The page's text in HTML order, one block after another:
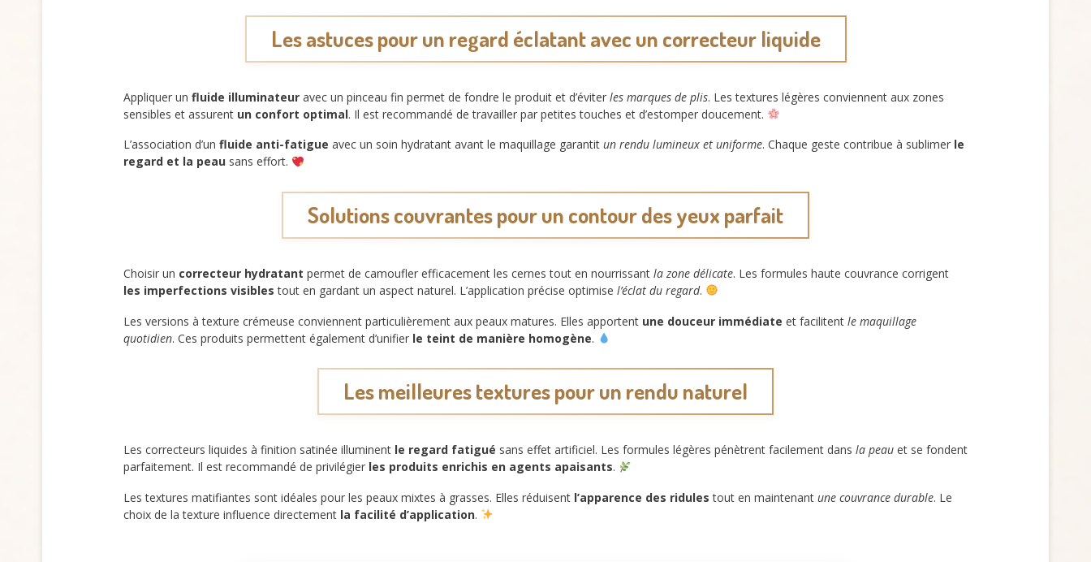
Les astuces pour un regard éclatant avec un correcteur liquide
Appliquer un fluide illuminateur avec un pinceau fin permet de fondre le produit et d’éviter les marques de plis. Les textures légères conviennent aux zones
sensibles et assurent un confort optimal. Il est recommandé de travailler par petites touches et d’estomper doucement.
L’association d’un fluide anti-fatigue avec un soin hydratant avant le maquillage garantit un rendu lumineux et uniforme. Chaque geste contribue à sublimer le
regard et la peau sans effort.
Solutions couvrantes pour un contour des yeux parfait
Choisir un correcteur hydratant permet de camoufler efficacement les cernes tout en nourrissant la zone délicate. Les formules haute couvrance corrigent
les imperfections visibles tout en gardant un aspect naturel. L’application précise optimise l’éclat du regard.
Les versions à texture crémeuse conviennent particulièrement aux peaux matures. Elles apportent une douceur immédiate et facilitent le maquillage
quotidien. Ces produits permettent également d’unifier le teint de manière homogène.
Les meilleures textures pour un rendu naturel
Les correcteurs liquides à finition satinée illuminent le regard fatigué sans effet artificiel. Les formules légères pénètrent facilement dans la peau et se fondent
parfaitement. Il est recommandé de privilégier les produits enrichis en agents apaisants.
Les textures matifiantes sont idéales pour les peaux mixtes à grasses. Elles réduisent l’apparence des ridules tout en maintenant une couvrance durable. Le
choix de la texture influence directement la facilité d’application.